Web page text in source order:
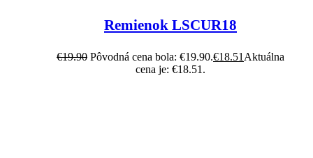
Remienok LSCUR18
€19.90 Pôvodná cena bola: €19.90.€18.51 Aktuálna
cena je: €18.51.